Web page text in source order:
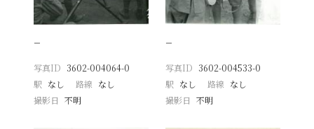
−
写真ID 3602-004064-0
駅 なし 路線 なし
撮影日
不明
−
写真ID 3602-004533-0
駅 なし 路線 なし
撮影日 不明